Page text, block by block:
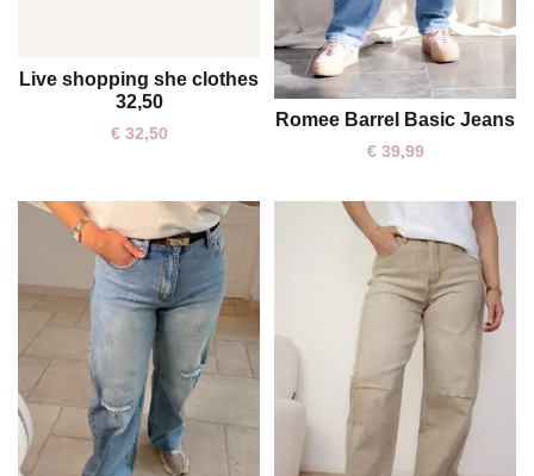
One size
Live shopping she clothes
32,50
€32,50
S M L XL
Romee Barrel Basic Jeans
€39,99